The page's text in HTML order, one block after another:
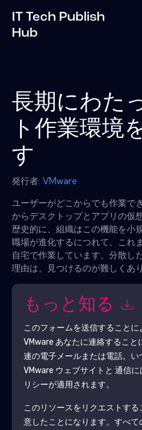
IT Tech Publish
Hub
長期にわた
ト作業環境
す
発行者: VMware
ユーザーがどこからでも作業で
からデスクトップとアプリの仮
歴史的に、組織はこの機能を小
職場が進化するにつれて、これ
自宅で作業しています。分散し
理由は、見つけるのが難しくあ
もっと知る
このフォームを送信すること
VMware あなたに連絡すること
連の電子メールまたは電話。い
VMware ウェブサイトと 通信
リシーが適用されます。
このリソースをリクエストす
意したことになります。すべ